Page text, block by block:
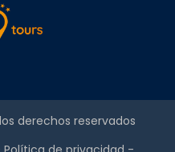
derechos reservados